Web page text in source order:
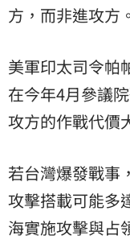
方，而非進攻方。
美軍印太司令帕
在今年4月參議
攻方的作戰代價
若台灣爆發戰事
攻擊搭載可能多
海實施攻擊與占